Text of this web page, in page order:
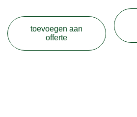
toevoegen aan
offerte